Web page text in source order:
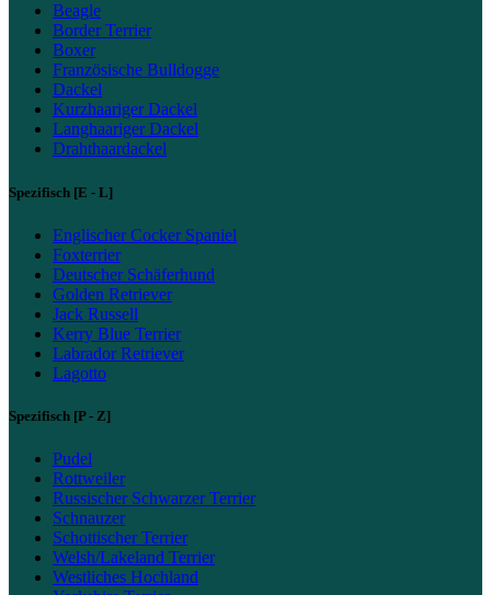
Beagle
Border Terrier
Boxer
Französische Bulldogge
Dackel
Kurzhaariger Dackel
Langhaariger Dackel
Drahthaardackel
Spezifisch [E - L]
Englischer Cocker Spaniel
Foxterrier
Deutscher Schäferhund
Golden Retriever
Jack Russell
Kerry Blue Terrier
Labrador Retriever
Lagotto
Spezifisch [P - Z]
Pudel
Rottweiler
Russischer Schwarzer Terrier
Schnauzer
Schottischer Terrier
Welsh/Lakeland Terrier
Westliches Hochland